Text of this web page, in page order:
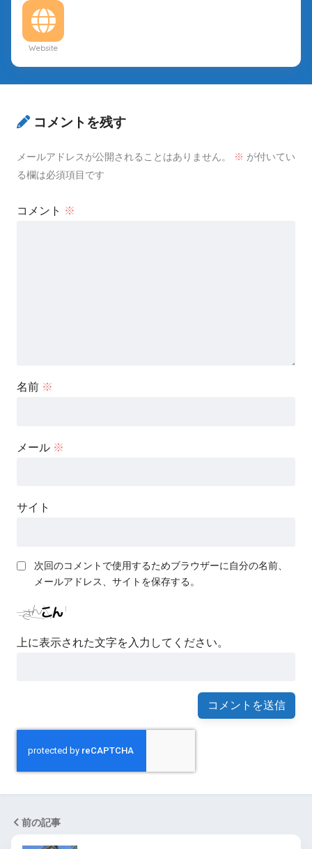
Website
コメントを残す
メールアドレスが公開されることはありません。 ※ が付いてい
る欄は必須項目です
コメント ※
名前 ※
メール ※
サイト
次回のコメントで使用するためブラウザーに自分の名前、
メールアドレス、サイトを保存する。
上に表示された文字を入力してください。
前の記事